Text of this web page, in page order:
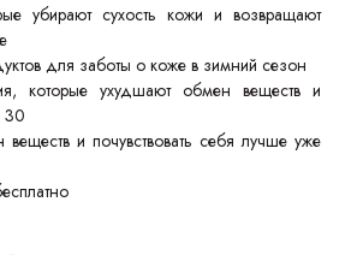
убирают сухость кожи и возвращают
для заботы о коже в зимний сезон
которые ухудшают обмен веществ и
30
веществ и почувствовать себя лучше уже